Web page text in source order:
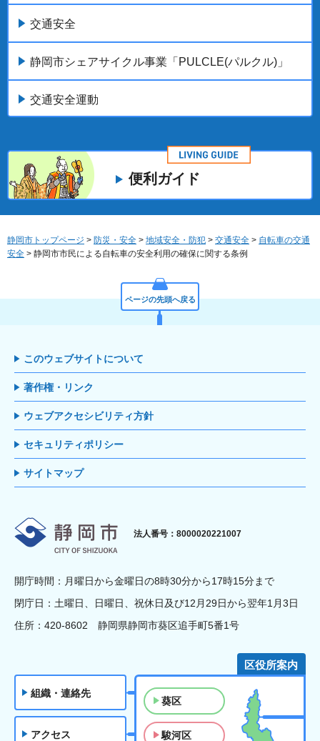
交通安全
静岡市シェアサイクル事業「PULCLE(パルクル)」
交通安全運動
便利ガイド
静岡市トップページ > 防災・安全 > 地域安全・防犯 > 交通安全 > 自転車の交通
安全 > 静岡市市民による自転車の安全利用の確保に関する条例
ページの先頭へ戻る
このウェブサイトについて
著作権・リンク
ウェブアクセシビリティ方針
セキュリティポリシー
サイトマップ
静岡市
法人番号：8000020221007
開庁時間：月曜日から金曜日の8時30分から17時15分まで
閉庁日：土曜日、日曜日、祝休日及び12月29日から翌年1月3日
住所：420-8602 静岡県静岡市葵区追手町5番1号
組織・連絡先
アクセス
区役所案内
葵区
駿河区